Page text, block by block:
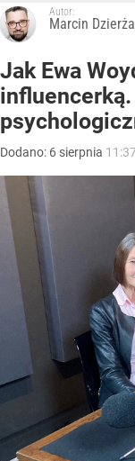
Autor:
Marcin
Jak Ewa
influencerką.
Dodano: 6 sierpnia 11:37